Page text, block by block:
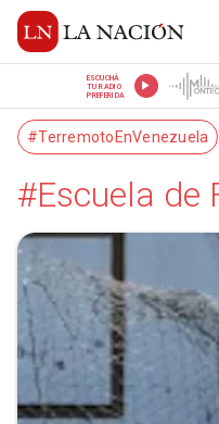
ESCUCHÁ
TU RADIO
PREFERIDA
#TerremotoEnVenezuela
#Escuela de